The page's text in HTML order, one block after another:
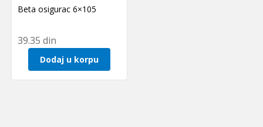
Beta osigurac 6×105
39.35 din
Dodaj u korpu